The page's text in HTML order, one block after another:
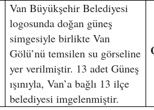
Van Büyükşehir Belediyesi
logosunda doğan güneş
simgesiyle birlikte Van
Gölü’nü temsilen su görseline
yer verilmiştir. 13 adet Güneş
ışınıyla, Van’a bağlı 13 ilçe
belediyesi imgelenmiştir.